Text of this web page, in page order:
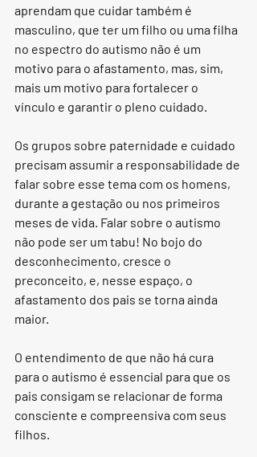
aprendam que cuidar também é
masculino, que ter um filho ou uma filha
no espectro do autismo não é um
motivo para o afastamento, mas, sim,
mais um motivo para fortalecer o
vínculo e garantir o pleno cuidado.
Os grupos sobre paternidade e cuidado
precisam assumir a responsabilidade de
falar sobre esse tema com os homens,
durante a gestação ou nos primeiros
meses de vida. Falar sobre o autismo
não pode ser um tabu! No bojo do
desconhecimento, cresce o
preconceito, e, nesse espaço, o
afastamento dos pais se torna ainda
maior.
O entendimento de que não há cura
para o autismo é essencial para que os
pais consigam se relacionar de forma
consciente e compreensiva com seus
filhos.